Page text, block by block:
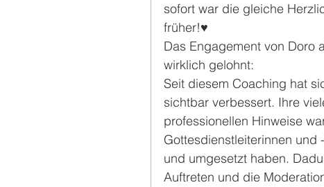
sofort war die gleiche
früher!♥️
Das Engagement von Doro
wirklich gelohnt:
Seit diesem Coaching hat
sichtbar verbessert. Ihre
professionellen Hinweise
Gottesdienstleiterinnen und
und umgesetzt haben.
Auftreten und die